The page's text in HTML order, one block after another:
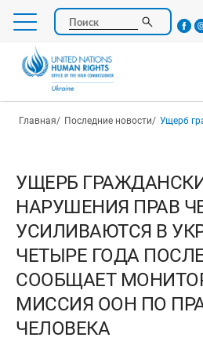
Перейти
основному
содержанию
Поиск
Строка навигации
Главная Последние новости Ущерб гражданским
УЩЕРБ
НАРУШЕНИЯ ПРАВ
УСИЛИВАЮТСЯ В
ЧЕТЫРЕ ГОДА
СООБЩАЕТ
МИССИЯ ООН ПО
ЧЕЛОВЕКА